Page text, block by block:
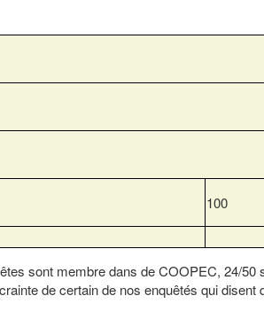
100
sont membre dans de COOPEC, 24/50
de certain de nos enquêtés qui disent